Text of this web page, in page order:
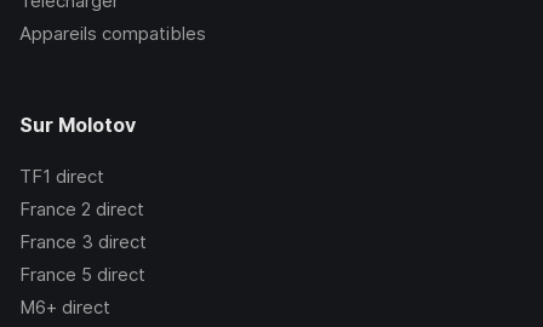
Appareils compatibles
Sur Molotov
TF1 direct
France 2 direct
France 3 direct
France 5 direct
M6+ direct